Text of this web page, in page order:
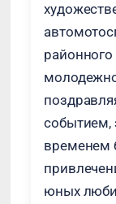
районного
событием,
временем
юных